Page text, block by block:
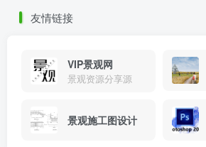
友情链接
VIP景观网
景观资源分享源
景观施工图设计